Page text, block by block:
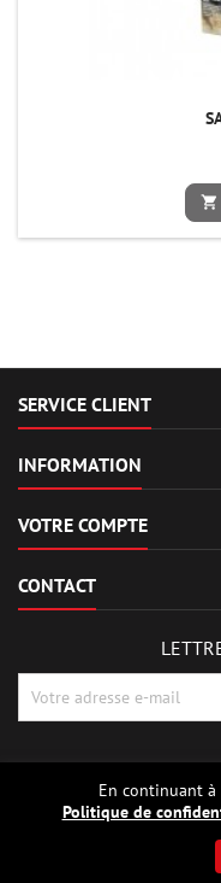

SERVICE CLIENT
INFORMATION
VOTRE COMPTE
CONTACT
En continuant à
Politique de
© Copyright 2026
rocketry, rocket motors,